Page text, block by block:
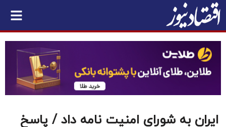
ایران به شورای امنیت نامه داد / پاسخ